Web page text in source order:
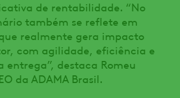
de rentabilidade. “No
também se reflete em
realmente gera impacto
com agilidade, eficiência e
entrega”, destaca Romeu
da ADAMA Brasil.